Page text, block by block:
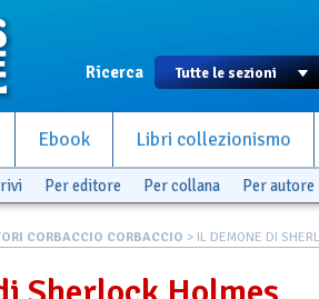
Ricerca
Ebook Libri collezionismo
Per editore Per collana Per autore
CORBACCIO CORBACCIO > IL DEMONE DI